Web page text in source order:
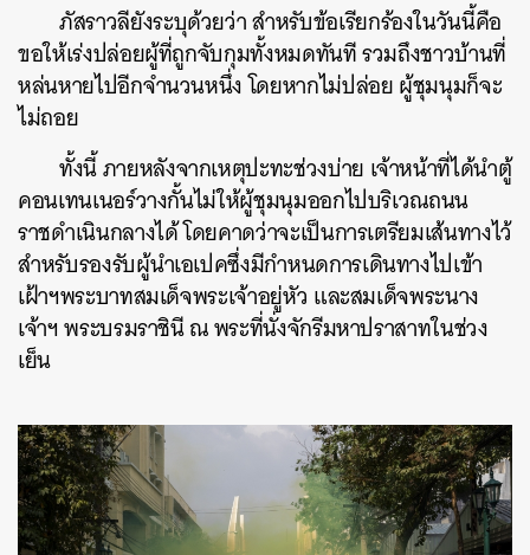
ภัสราวลียังระบุด้วยว่า สำหรับข้อเรียกร้องในวันนี้คือ
ขอให้เร่งปล่อยผู้ที่ถูกจับกุมทั้งหมดทันที รวมถึงชาวบ้านที่
หล่นหายไปอีกจำนวนหนึ่ง โดยหากไม่ปล่อย ผู้ชุมนุมก็จะ
ไม่ถอย
ทั้งนี้ ภายหลังจากเหตุปะทะช่วงบ่าย เจ้าหน้าที่ได้นำตู้
คอนเทนเนอร์วางกั้นไม่ให้ผู้ชุมนุมออกไปบริเวณถนน
ราชดำเนินกลางได้ โดยคาดว่าจะเป็นการเตรียมเส้นทางไว้
สำหรับรองรับผู้นำเอเปคซึ่งมีกำหนดการเดินทางไปเข้า
เฝ้าฯพระบาทสมเด็จพระเจ้าอยู่หัว และสมเด็จพระนาง
เจ้าฯ พระบรมราชินี ณ พระที่นั่งจักรีมหาปราสาทในช่วง
เย็น